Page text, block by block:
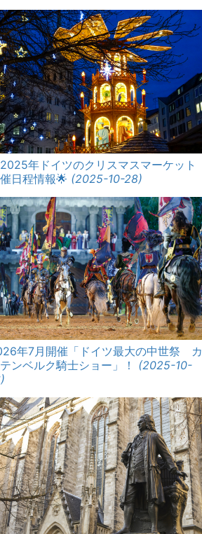
年ドイツのクリスマスマーケット
日程情報🌟 (2025-10-28)
年7月開催「ドイツ最大の中世祭 カ
ンベルク騎士ショー」！ (2025-10-